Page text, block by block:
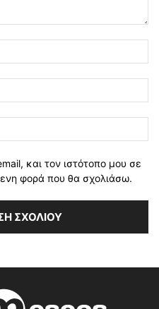
και τον ιστότοπο μου σε
φορά που θα σχολιάσω.